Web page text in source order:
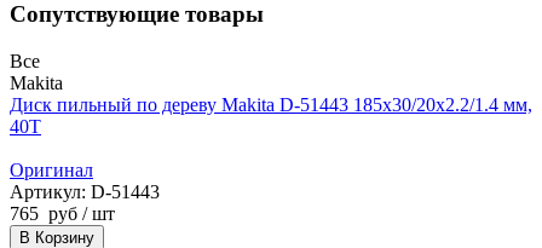
Сопутствующие товары
Все
Makita
Диск пильный по дереву Makita D-51443 185x30/20x2.2/1.4 мм,
40T
Оригинал
Артикул: D-51443
765 руб / шт
В Корзину